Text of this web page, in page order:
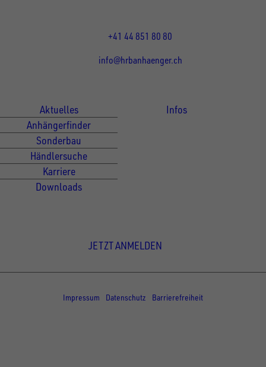
+41 44 851 80 80
info@hrbanhaenger.ch
Aktuelles
Anhängerfinder
Sonderbau
Händlersuche
Karriere
Downloads
Infos
JETZT ANMELDEN
Impressum
Datenschutz Barrierefreiheit